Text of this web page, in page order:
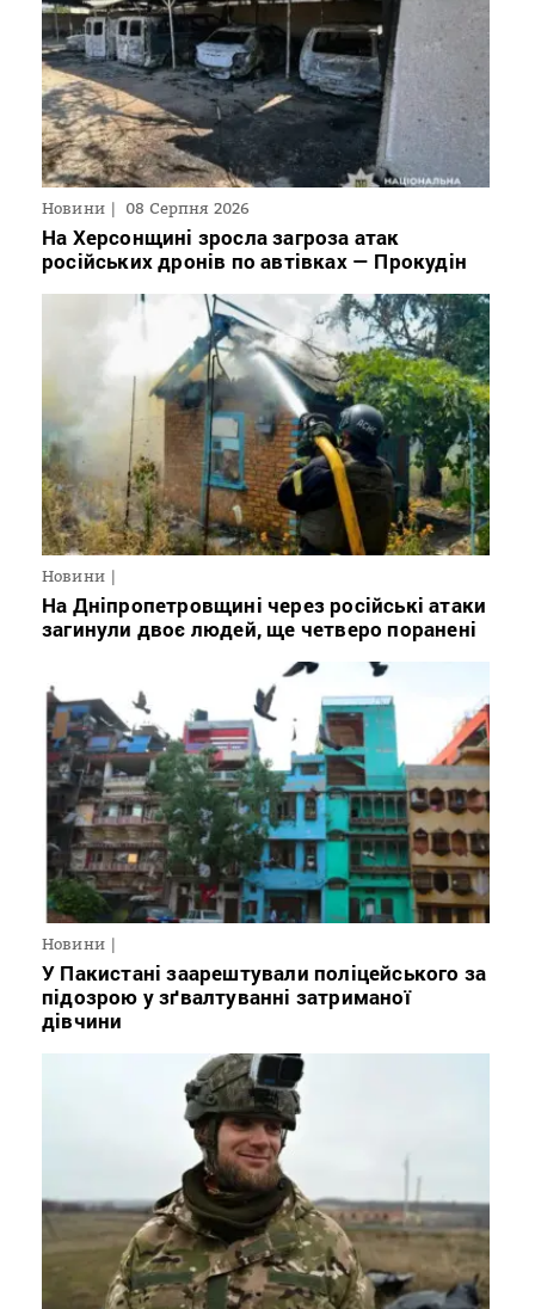
Новини 08 Серпня 2026
На Херсонщині зросла загроза атак
російських дронів по автівках — Прокудін
Новини
На Дніпропетровщині через російські атаки
загинули двоє людей, ще четверо поранені
Новини
У Пакистані заарештували поліцейського за
підозрою у зґвалтуванні затриманої
дівчини